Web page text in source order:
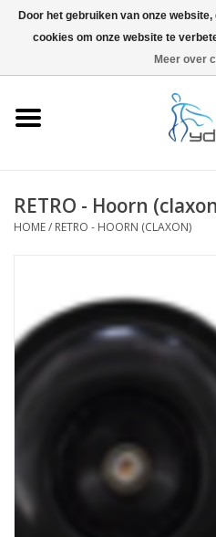
Blog
RETRO - Hoorn
HOME/ RETRO - HOORN (CLAXON)
Door het gebruiken van onze
cookies om onze website te
Meer over